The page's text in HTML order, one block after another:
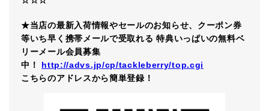
★当店の最新入荷情報やセールのお知らせ、クーポン券
等いち早く携帯メールで受取れる 特典いっぱいの無料ベ
リーメール会員募集
中！ http://advs.jp/cp/tackleberry/top.cgi
こちらのアドレスから簡単登録！